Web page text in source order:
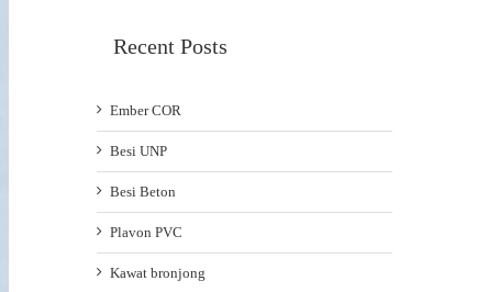
Recent Posts
Ember COR
Besi UNP
Besi Beton
Plavon PVC
Kawat bronjong